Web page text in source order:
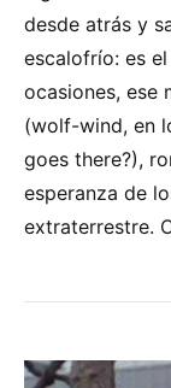
desde atrás y
escalofrío: es
ocasiones, ese
(wolf-wind, en
goes there?),
esperanza de
extraterrestre.